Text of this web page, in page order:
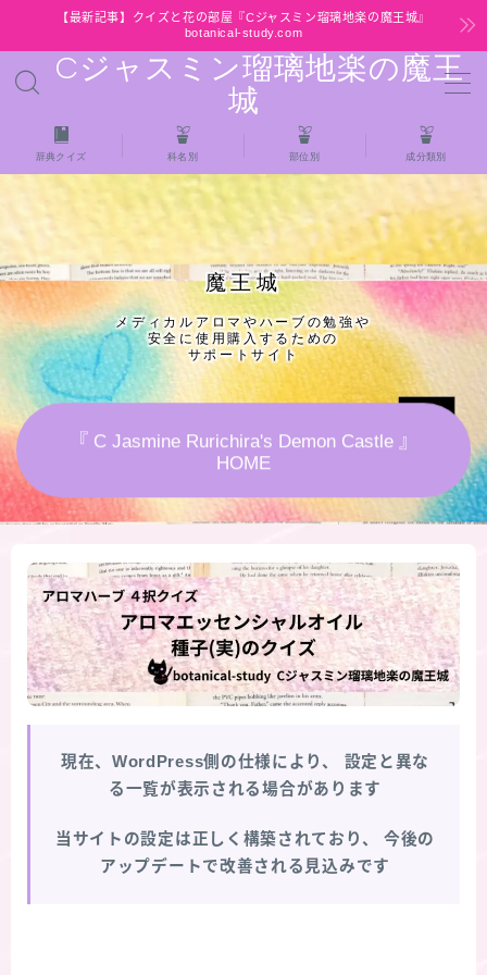
【最新記事】クイズと花の部屋『Cジャスミン瑠璃地楽の魔王城』
botanical-study.com
Cジャスミン瑠璃地楽の魔王
城
MENU
HOME
【最新】クイズと花の部屋
★全種/アロマハーブスパイス基材 プチ辞典ク
イズ＆プチ辞典
★アロマ検定＋αクイズ
★アロマハーブ傾向チェック
秘密部屋
お知らせ
Cジャスミン瑠璃地楽の主な活動先リンク集
プロフィール
辞典クイズ 科名別 部位別 成分類別
魔王城
メディカルアロマやハーブの勉強や
安全に使用購入するための
サポートサイト
『 C Jasmine Rurichira's Demon Castle 』
HOME
現在、WordPress側の仕様により、
設定と異な
る一覧が表示される場合があります
当サイトの設定は正しく構築されており、
今後の
アップデートで改善される見込みです